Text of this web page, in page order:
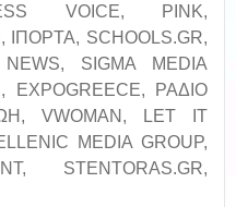
VOICE, PINK,
IΠΟΡΤΑ, SCHOOLS.GR,
NEWS, SIGMA MEDIA
EXPOGREECE, ΡΑΔΙΟ
VWOMAN, LET IT
MEDIA GROUP,
STENTORAS.GR,